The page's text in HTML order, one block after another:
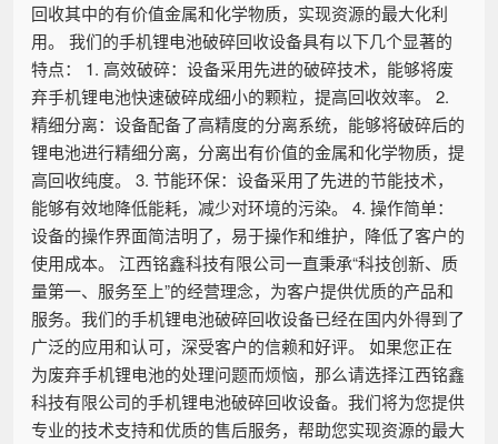
回收其中的有价值金属和化学物质，实现资源的最大化利
用。 我们的手机锂电池破碎回收设备具有以下几个显著的
特点： 1. 高效破碎：设备采用先进的破碎技术，能够将废
弃手机锂电池快速破碎成细小的颗粒，提高回收效率。 2.
精细分离：设备配备了高精度的分离系统，能够将破碎后的
锂电池进行精细分离，分离出有价值的金属和化学物质，提
高回收纯度。 3. 节能环保：设备采用了先进的节能技术，
能够有效地降低能耗，减少对环境的污染。 4. 操作简单：
设备的操作界面简洁明了，易于操作和维护，降低了客户的
使用成本。 江西铭鑫科技有限公司一直秉承“科技创新、质
量第一、服务至上”的经营理念，为客户提供优质的产品和
服务。我们的手机锂电池破碎回收设备已经在国内外得到了
广泛的应用和认可，深受客户的信赖和好评。 如果您正在
为废弃手机锂电池的处理问题而烦恼，那么请选择江西铭鑫
科技有限公司的手机锂电池破碎回收设备。我们将为您提供
专业的技术支持和优质的售后服务，帮助您实现资源的最大